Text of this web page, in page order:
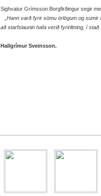
Sighvatur Grímsson Borgfirðingur segir
„Hann varð fyrir sömu örlögum og
að starfslaunin hafa verið fyrirlitning, í
Hallgrímur Sveinsson.